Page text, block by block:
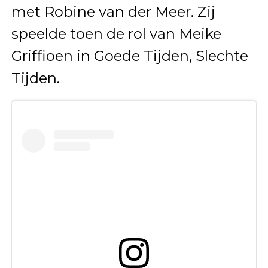
met Robine van der Meer. Zij
speelde toen de rol van Meike
Griffioen in Goede Tijden, Slechte
Tijden.